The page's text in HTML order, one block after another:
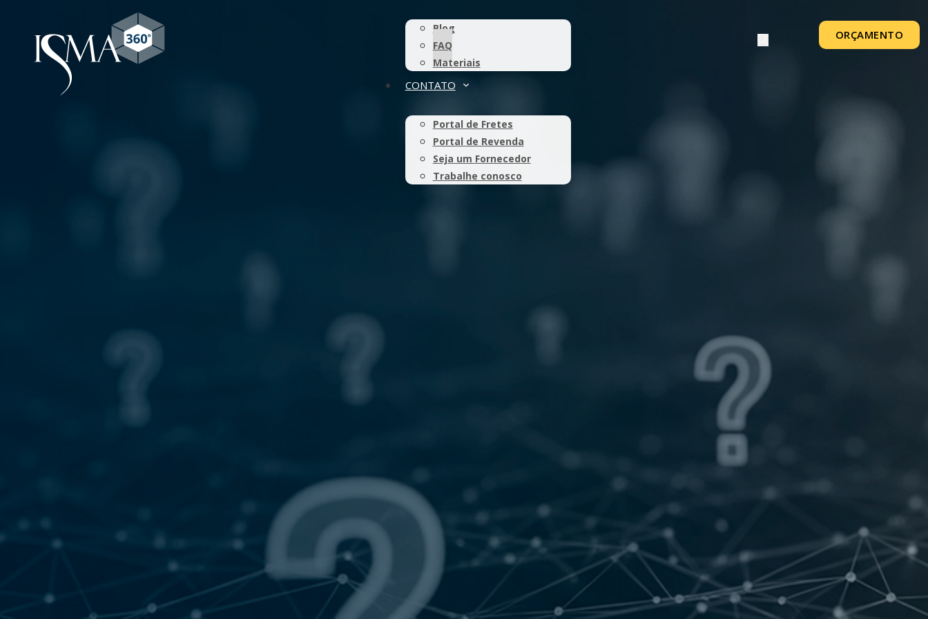
Blog
FAQ
Materiais
CONTATO
Portal de Fretes
Portal de Revenda
Seja um Fornecedor
Trabalhe conosco
ORÇAMENTO